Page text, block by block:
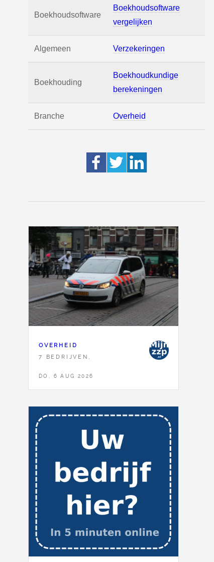
Boekhoudsoftware
Boekhoudsoftware
vergelijken
Algemeen Verzekeringen
Boekhouding
Boekhoudkundige
berekeningen
Branche Overheid
OVERHEID
7 BEDRIJVEN,
DO, 6 AUG 2026